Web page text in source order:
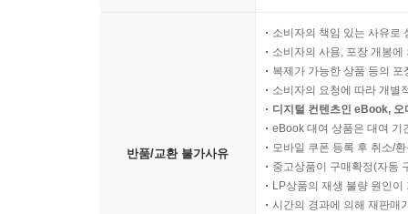
반품/교환 불가사유
소비자의 책임 있는 사유로
소비자의 사용, 포장 개봉
복제가 가능한 상품 등의
소비자의 요청에 따라 개별
디지털 컨텐츠인 eBook,
eBook 대여 상품은 대여 기
모바일 쿠폰 등록 후 취소/
중고상품이 구매확정(자동
LP상품의 재생 불량 원인
시간의 경과에 의해 재판매